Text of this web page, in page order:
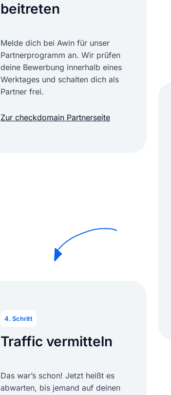
beitreten
Melde dich bei Awin für unser
Partnerprogramm an. Wir prüfen
deine Bewerbung innerhalb eines
Werktages und schalten dich als
Partner frei.
Zur checkdomain Partnerseite
4. Schritt
Traffic vermitteln
Das war’s schon! Jetzt heißt es
abwarten, bis jemand auf deinen